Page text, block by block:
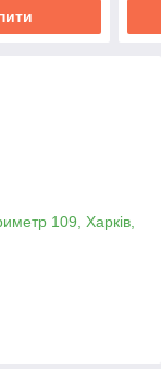
109, Харків,